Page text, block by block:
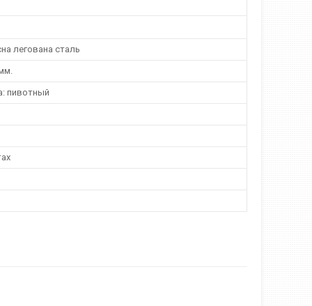
легована сталь
пивотный